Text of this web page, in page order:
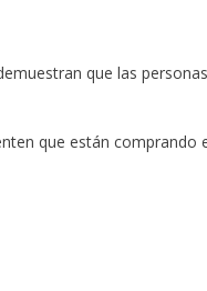
que las
que están comprando